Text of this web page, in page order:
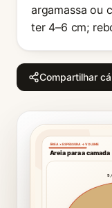
argamassa ou
ter 4–6 cm;
Compartilhar
ÁREA × ESPESSURA → VOLUME
Areia para a camada